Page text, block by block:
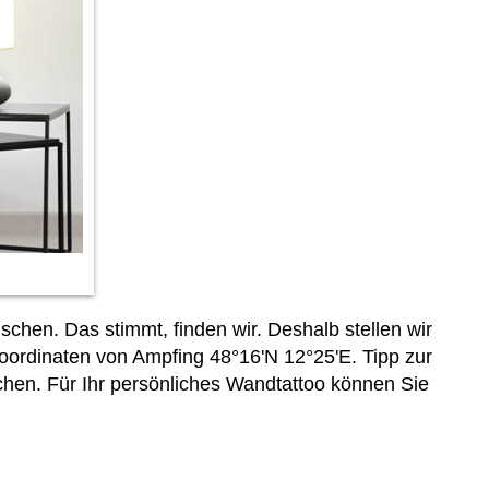
Das stimmt, finden wir. Deshalb stellen wir
von Ampfing 48°16'N 12°25'E. Tipp zur
Für Ihr persönliches Wandtattoo können Sie